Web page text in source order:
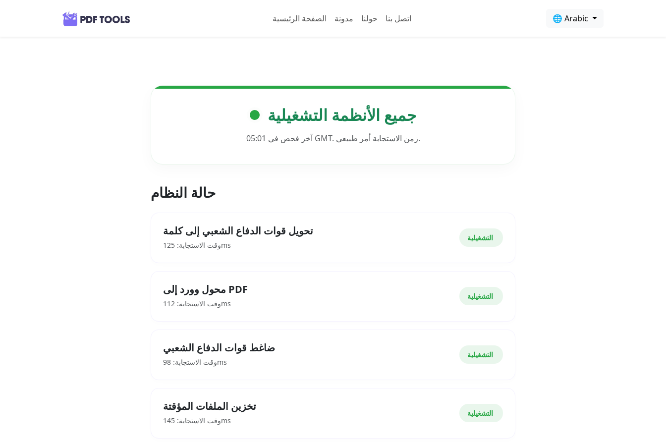
الصفحة الرئيسية مدونة حولنا اتصل بنا 🌐 Arabic
جميع الأنظمة التشغيلية
آخر فحص في 05:01 GMT. زمن الاستجابة أمر طبيعي.
حالة النظام
تحويل قوات الدفاع الشعبي إلى كلمة
وقت الاستجابة: 125ms
التشغيلية
محول وورد إلى PDF
وقت الاستجابة: 112ms
التشغيلية
ضاغط قوات الدفاع الشعبي
وقت الاستجابة: 98ms
التشغيلية
تخزين الملفات المؤقتة
وقت الاستجابة: 145ms
التشغيلية